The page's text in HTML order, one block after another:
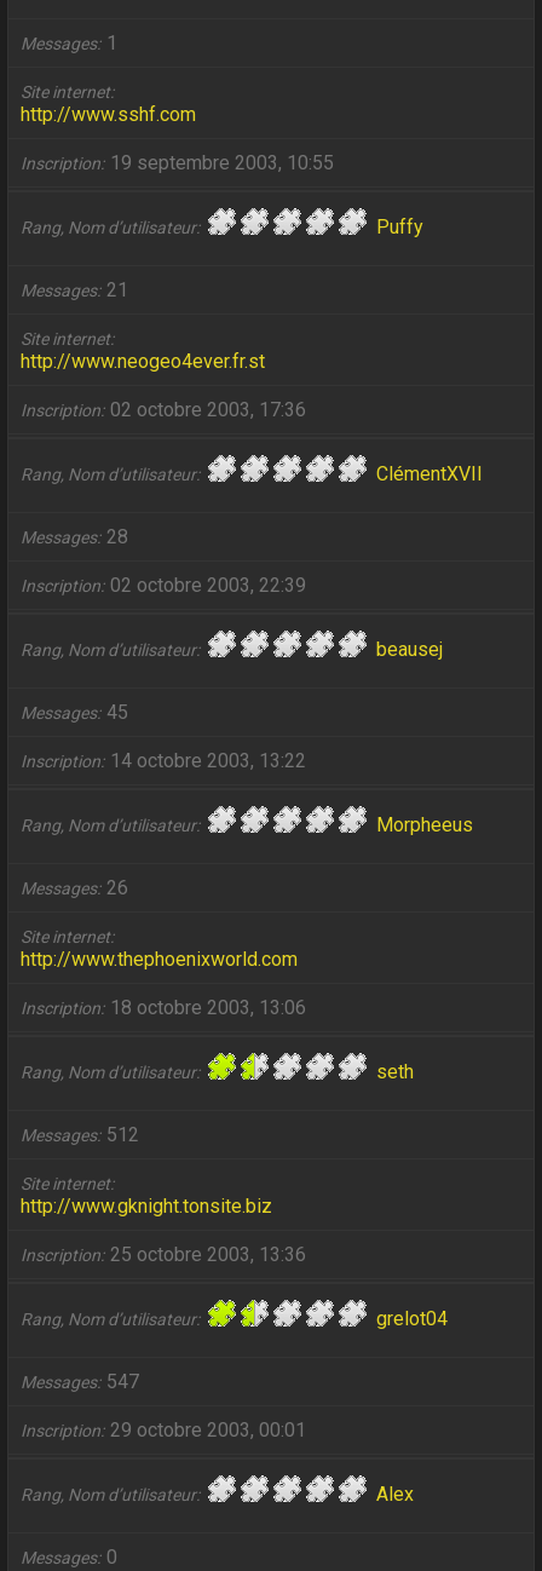
Messages 1
Site internet
http://www.sshf.com
Inscription 19 septembre 2003, 10:55
Rang, Nom d’utilisateur Puffy
Messages 21
Site internet
http://www.neogeo4ever.fr.st
Inscription 02 octobre 2003, 17:36
Rang, Nom d’utilisateur ClémentXVII
Messages 28
Inscription 02 octobre 2003, 22:39
Rang, Nom d’utilisateur beausej
Messages 45
Inscription 14 octobre 2003, 13:22
Rang, Nom d’utilisateur Morpheeus
Messages 26
Site internet
http://www.thephoenixworld.com
Inscription 18 octobre 2003, 13:06
Rang, Nom d’utilisateur seth
Messages 512
Site internet
http://www.gknight.tonsite.biz
Inscription 25 octobre 2003, 13:36
Rang, Nom d’utilisateur grelot04
Messages 547
Inscription 29 octobre 2003, 00:01
Rang, Nom d’utilisateur Alex
Messages 0